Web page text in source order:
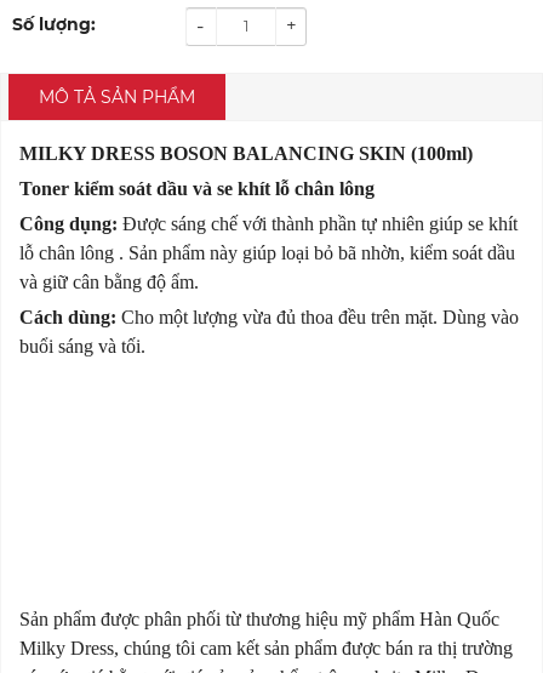
Số lượng: +
-
MÔ TẢ SẢN PHẨM
MILKY DRESS BOSON BALANCING SKIN (100ml)
Toner kiểm soát dầu và se khít lỗ chân lông
Công dụng: Được sáng chế với thành phần tự nhiên giúp se khít
lỗ chân lông . Sản phẩm này giúp loại bỏ bã nhờn, kiểm soát dầu
và giữ cân bằng độ ẩm.
Cách dùng: Cho một lượng vừa đủ thoa đều trên mặt. Dùng vào
buổi sáng và tối.
Sản phẩm được phân phối từ thương hiệu mỹ phẩm Hàn Quốc
Milky Dress, chúng tôi cam kết sản phẩm được bán ra thị trường